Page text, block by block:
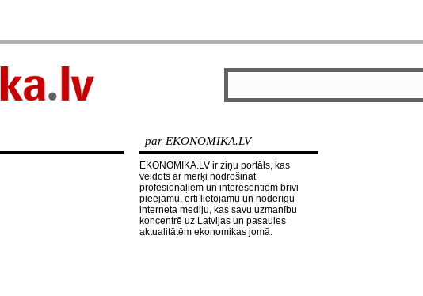
par EKONOMIKA.LV
EKONOMIKA.LV ir ziņu portāls, kas
veidots ar mērķi nodrošināt
profesionāļiem un interesentiem brīvi
pieejamu, ērti lietojamu un noderīgu
interneta mediju, kas savu uzmanību
koncentrē uz Latvijas un pasaules
aktualitātēm ekonomikas jomā.